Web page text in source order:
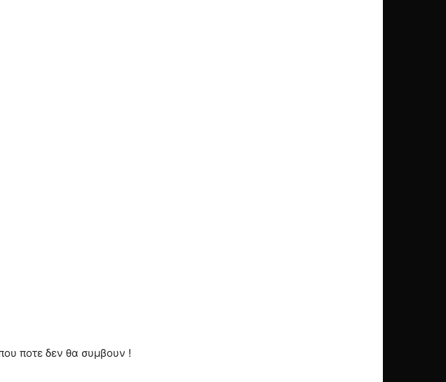
ποτε δεν θα συμβουν !